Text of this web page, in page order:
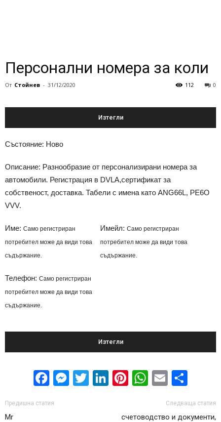
Персонални номера за коли
От Стойнев - 31/12/2020 0
112
Изтегли
Състояние: Ново
Описание: Разнообразие от персонализирани номера за
автомобили. Регистрация в DVLA,сертификат за
собственост, доставка. Табели с имена като ANG66L, PE6O
VVV.
Име: Само регистриран
потребител може да види това
съдържание.
Имейл: Само регистриран
потребител може да види това
съдържание.
Телефон: Само регистриран
потребител може да види това
съдържание.
Изтегли
Facebook
Messenger
Twitter
LinkedIn
Pinterest
WhatsApp
Email
Предишна статия
Mr
Следваща статия
счетоводство и документи,